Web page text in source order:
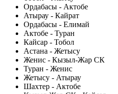
Ордабасы - Актобе
Атырау - Кайрат
Ордабасы - Елимай
Актобе - Туран
Кайсар - Тобол
Астана - Жетысу
Женис - Кызыл-Жар СК
Туран - Женис
Жетысу - Атырау
Шахтер - Актобе